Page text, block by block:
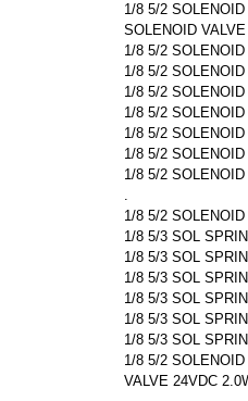
1/8 5/2
SOLENOID
1/8 5/2
1/8 5/2
1/8 5/2
1/8 5/2
1/8 5/2
1/8 5/2
1/8 5/2
.
1/8 5/2
1/8 5/3 SOL
1/8 5/3 SOL
1/8 5/3 SOL
1/8 5/3 SOL
1/8 5/3 SOL
1/8 5/3 SOL
1/8 5/2
VALVE 24VDC